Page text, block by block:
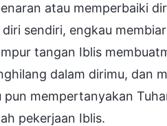
atau memperbaiki
sendiri, engkau
tangan Iblis
dalam dirimu, dan
mempertanyakan
pekerjaan Iblis.